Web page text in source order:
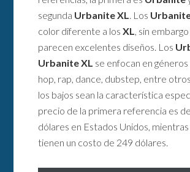
segunda Urbanite XL . Los
color diferente a losXL
, sin
parecen excelentes diseños. Los
Urbanite XL se enfocan en
hop, rap, dance, dubstep, entre
los bajos sean la característica
precio de la primera referencia es
dólares en Estados Unidos,
tienen un costo de 249 dólares.